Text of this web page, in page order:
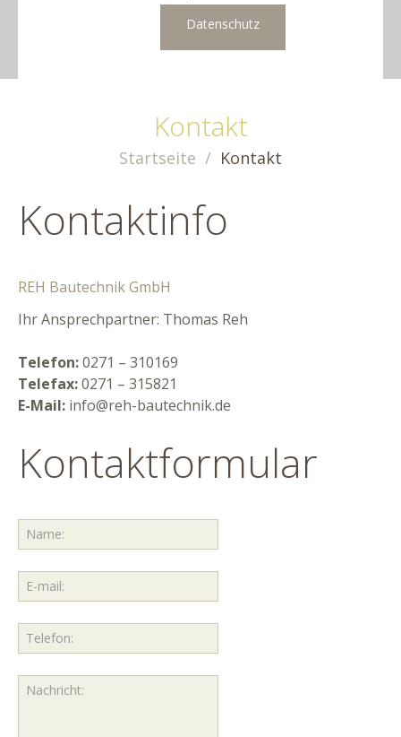
Datenschutz
Kontakt
Startseite Kontakt
Kontaktinfo
REH Bautechnik GmbH
Ihr Ansprechpartner: Thomas Reh
Telefon:0271 – 310169
Telefax:0271 – 315821
E-Mail: info@reh-bautechnik.de
Kontaktformular